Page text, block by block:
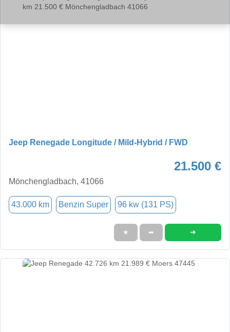
Jeep Renegade Longitude / Mild-Hybrid / FWD
21.500 €
Mönchengladbach, 41066
43.000 km Benzin Super 96 kw (131 PS)
★ ➦ ➜